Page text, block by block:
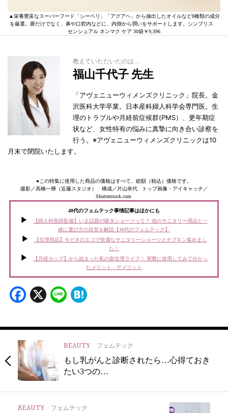
▲栄養豊富なスーパーフード「シーベリ」「アグアヘ」から抽出したオイルなど8種類の成分
を厳選。膣だけでなく、鼻や口腔内などに、内側から潤いをサポートします。シンプリス
センシュアル ネンマク ケア 30袋￥9,396
教えていただいたのは…
福山千代子 先生
「アヴェニューウィメンズクリニック」院長。金
沢医科大学卒業。日本産科婦人科学会専門医。生
理のトラブルや月経前症候群(PMS）、更年期症
状など、女性特有の悩みに真摯に向き合い診察を
行う。※アヴェニューウィメンズクリニックは10
月末で閉院いたします。
●この特集に使用した商品の価格はすべて、総額（税込）価格です。
撮影／高橋一輝（近藤スタジオ） 構成／片山幸代 トップ画像・アイキャッチ／
Shutterstock.com
40代のフェムテック事情記事はほかにも
【婦人科医師監修】いま話題の吸水ショーツって？ 他のサニタリー用品と一
緒に選び方の目安を解説【40代のフェムテック】
【生理用品】今どきのエコで快適なサニタリーショーツとナプキン集めまし
た！
【月経カップ】から始まった私の新生理ライフ！ 実際に使用してみて分かっ
たメリット・デメリット
Facebook
X Line
BEAUTY フェムテック
もし乳がんと診断されたら…心得ておき
たい3つの…
BEAUTY フェムテック